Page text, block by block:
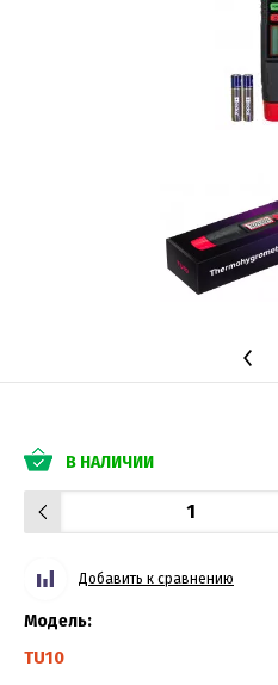
В НАЛИЧИИ
Добавить к сравнению
Модель:
TU10